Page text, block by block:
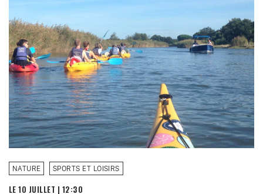
NATURE SPORTS ET LOISIRS
LE 10 JUILLET | 12:30